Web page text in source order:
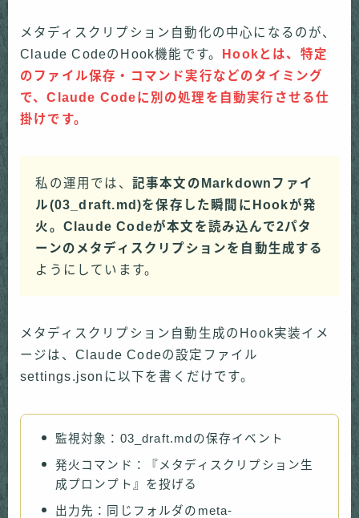
メタディスクリプション自動化の中心になるのが、
Claude CodeのHook機能です。
Hookとは、特定
のファイル保存・コマンド実行などのタイミング
で、Claude Codeに別の処理を自動実行させる仕
掛けです。
私の運用では、 記事本文のMarkdownファイ
ル(03_draft.md)を保存した瞬間にHookが発
火。Claude Codeが本文を読み込んで2パタ
ーンのメタディスクリプションを自動生成する
ようにしています。
メタディスクリプション自動生成のHook実装イメ
ージは、Claude Codeの設定ファイル
settings.jsonに以下を書くだけです。
監視対象：03_draft.mdの保存イベント
発火コマンド：『メタディスクリプション生
成プロンプト』を投げる
出力先：同じフォルダのmeta-